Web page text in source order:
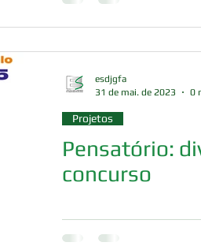
Pensatório:
concurso
Projetos
esdjgfa
31 de mai. de 2023
0